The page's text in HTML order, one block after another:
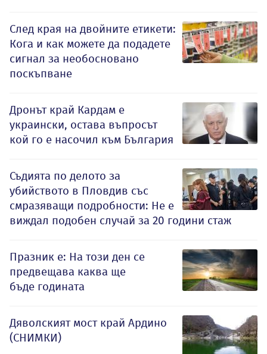
След края на двойните етикети:
Кога и как можете да подадете
сигнал за необосновано
поскъпване
Дронът край Кардам е
украински, остава въпросът
кой го е насочил към България
Съдията по делото за
убийството в Пловдив със
смразяващи подробности: Не е
виждал подобен случай за 20 години стаж
Празник е: На този ден се
предвещава каква ще
бъде годината
Дяволският мост край Ардино
(СНИМКИ)